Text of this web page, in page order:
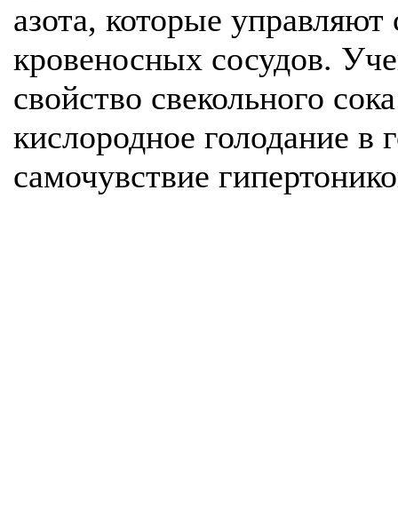
азота, которые
кровеносных сосудов.
свойство свекольного
кислородное голодание в
самочувствие